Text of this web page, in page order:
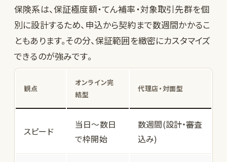
保険系は、保証極度額・てん補率・対象取引先群を個
別に設計するため、申込から契約まで数週間かかるこ
ともあります。その分、保証範囲を緻密にカスタマイズ
できるのが強みです。
観点
オンライン完
結型
代理店・対面型
スピード
当日〜数日
で枠開始
数週間(設計・審査
込み)